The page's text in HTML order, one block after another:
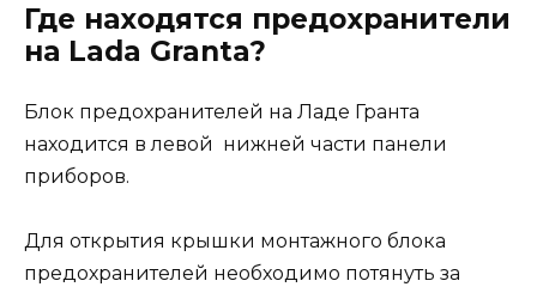
Где находятся предохранители
на Lada Granta?
Блок предохранителей на Ладе Гранта
находится в левой нижней части панели
приборов.
Для открытия крышки монтажного блока
предохранителей необходимо потянуть за